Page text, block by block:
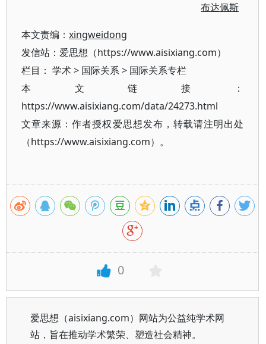
布达佩斯
本文责编： xingweidong
发信站：爱思想（https://www.aisixiang.com）
栏目： 学术> 国际关系> 国际关系专栏
本文链接：
https://www.aisixiang.com/data/24273.html
文章来源：作者授权爱思想发布，转载请注明出处
（https://www.aisixiang.com）。
0
爱思想（aisixiang.com）网站为公益纯学术网
站，旨在推动学术繁荣、塑造社会精神。